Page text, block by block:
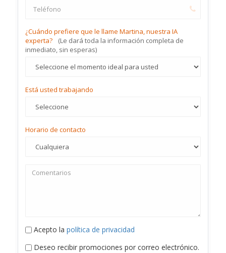
¿Cuándo prefiere que le llame Martina, nuestra IA
experta?
(Le dará toda la información completa de
inmediato, sin esperas)
Está usted trabajando
Horario de contacto
Acepto la política de privacidad
Deseo recibir promociones por correo electrónico.